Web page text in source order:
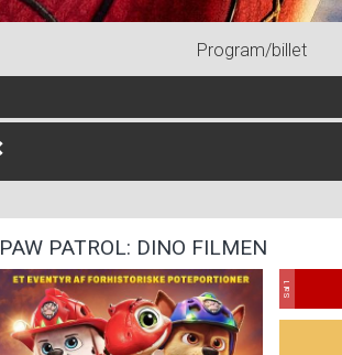
Program/billet
PAW PATROL: DINO FILMEN
Sal 1